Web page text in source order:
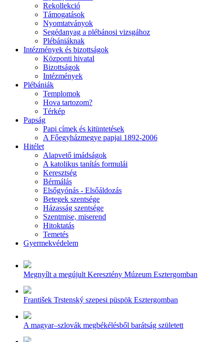
Rekollekció
Támogatások
Nyomtatványok
Segédanyag a plébánosi vizsgához
Plébániáknak
Intézmények és bizottságok
Központi hivatal
Bizottságok
Intézmények
Plébániák
Templomok
Hova tartozom?
Térkép
Papság
Papi címek és kitüntetések
A Főegyházmegye papjai 1892-2006
Hitélet
Alapvető imádságok
A katolikus tanítás formulái
Keresztség
Bérmálás
Elsőgyónás - Elsőáldozás
Betegek szentsége
Házasság szentsége
Szentmise, miserend
Hitoktatás
Temetés
Gyermekvédelem
Megnyílt a megújult Keresztény Múzeum Esztergomban
František Trstenský szepesi püspök Esztergomban
A magyar–szlovák megbékélésből barátság született